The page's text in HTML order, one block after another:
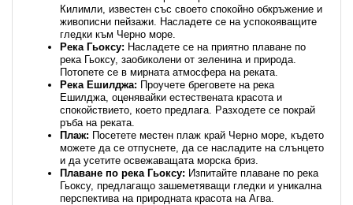
Килимли, известен със своето спокойно обкръжение и
живописни пейзажи. Насладете се на успокояващите
гледки към Черно море.
Река Гьоксу: Насладете се на приятно плаване по
река Гьоксу, заобиколени от зеленина и природа.
Потопете се в мирната атмосфера на реката.
Река Ешилджа: Проучете бреговете на река
Ешилджа, оценявайки естествената красота и
спокойствието, което предлага. Разходете се покрай
ръба на реката.
Плаж: Посетете местен плаж край Черно море, където
можете да се отпуснете, да се насладите на слънцето
и да усетите освежаващата морска бриз.
Плаване по река Гьоксу: Изпитайте плаване по река
Гьоксу, предлагащо зашеметяващи гледки и уникална
перспектива на природната красота на Агва.